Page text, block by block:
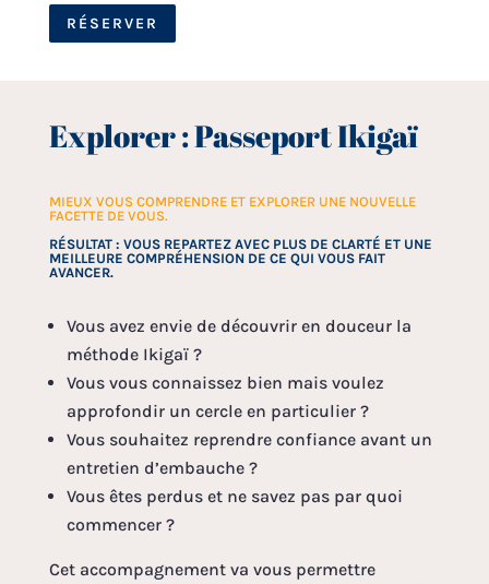
RÉSERVER
Explorer : Passeport Ikigaï
MIEUX VOUS COMPRENDRE ET EXPLORER UNE NOUVELLE
FACETTE DE VOUS.
RÉSULTAT : VOUS REPARTEZ AVEC PLUS DE CLARTÉ ET UNE
MEILLEURE COMPRÉHENSION DE CE QUI VOUS FAIT
AVANCER.
Vous avez envie de découvrir en douceur la
méthode Ikigaï ?
Vous vous connaissez bien mais voulez
approfondir un cercle en particulier ?
Vous souhaitez reprendre confiance avant un
entretien d’embauche ?
Vous êtes perdus et ne savez pas par quoi
commencer ?
Cet accompagnement va vous permettre